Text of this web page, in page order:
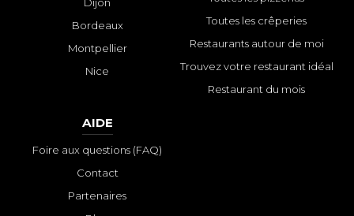
Bordeaux
Montpellier
Nice
Toutes les crêperies
Restaurants autour de moi
Trouvez votre restaurant idéal
Restaurant du mois
AIDE
Foire aux questions (FAQ)
Contact
Partenaires